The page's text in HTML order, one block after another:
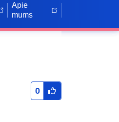
Apie
mums
0